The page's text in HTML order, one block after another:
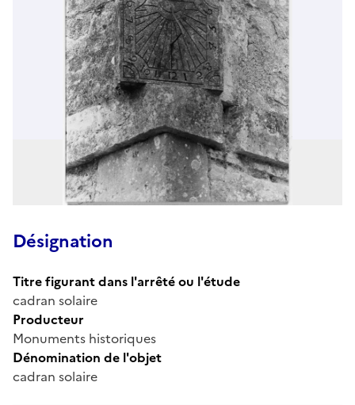
Désignation
Titre figurant dans l'arrêté ou l'étude
cadran solaire
Producteur
Monuments historiques
Dénomination de l'objet
cadran solaire